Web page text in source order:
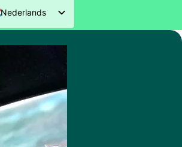
Nederlands
English (UK)